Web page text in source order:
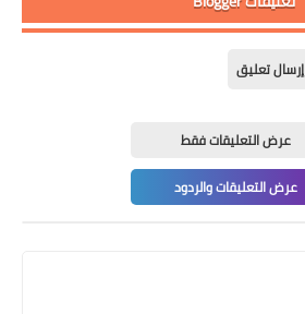
إرسال تعليق
عرض التعليقات فقط
عرض التعليقات والردود